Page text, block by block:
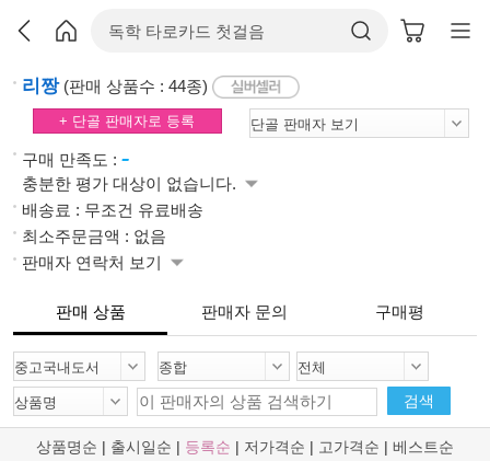
리짱(판매 상품수 : 44종)
+ 단골 판매자로 등록
구매 만족도 : -
충분한 평가 대상이 없습니다.
배송료 : 무조건 유료배송
최소주문금액 : 없음
판매자 연락처 보기
판매 상품 판매자 문의 구매평
검색
상품명순 | 출시일순 | 등록순 | 저가격순 | 고가격순 | 베스트순